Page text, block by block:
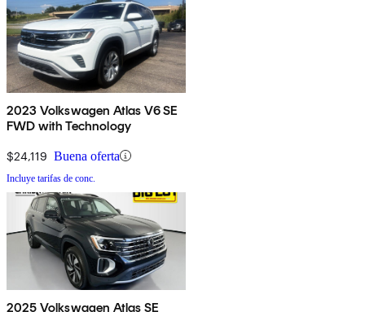
2023 Volkswagen Atlas V6 SE
FWD with Technology
$24,119 Buena oferta
Incluye tarifas de conc.
2025 Volkswagen Atlas SE